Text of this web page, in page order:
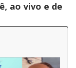
ao vivo e de